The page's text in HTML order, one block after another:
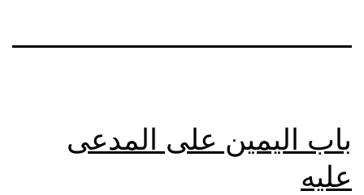
باب اليمين على المدعى
عليه